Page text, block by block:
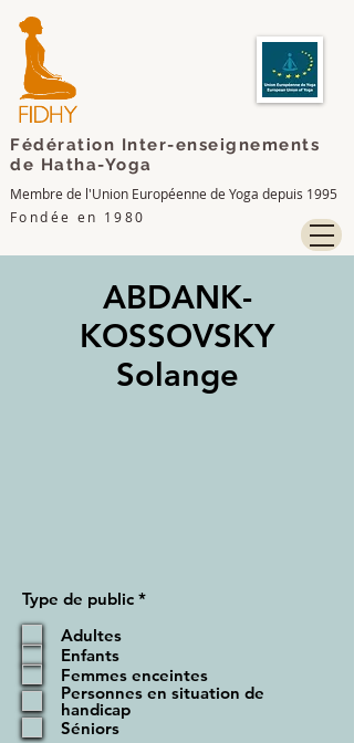
Fondée en 1980
Membre de l'Union Européenne de Yoga depuis 1995
Fédération Inter-enseignements
de Hatha-Yoga
ABDANK-
KOSSOVSKY
Solange
Type de public *O
a
t
Adultes
Enfants
Femmes enceintes
Personnes en situation de
handicap
Séniors